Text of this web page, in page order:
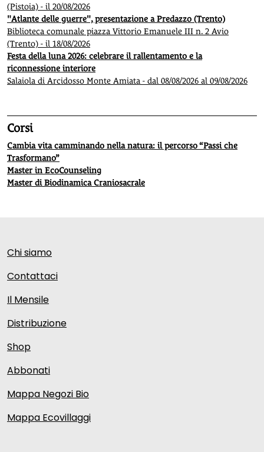
(Pistoia) - il 20/08/2026
"Atlante delle guerre", presentazione a Predazzo (Trento)
Biblioteca comunale piazza Vittorio Emanuele III n. 2 Avio
(Trento) - il 18/08/2026
Festa della luna 2026: celebrare il rallentamento e la
riconnessione interiore
Salaiola di Arcidosso Monte Amiata - dal 08/08/2026 al 09/08/2026
Corsi
Cambia vita camminando nella natura: il percorso “Passi che
Trasformano”
Master in EcoCounseling
Master di Biodinamica Craniosacrale
Chi siamo
Contattaci
Il Mensile
Distribuzione
Shop
Abbonati
Mappa Negozi Bio
Mappa Ecovillaggi